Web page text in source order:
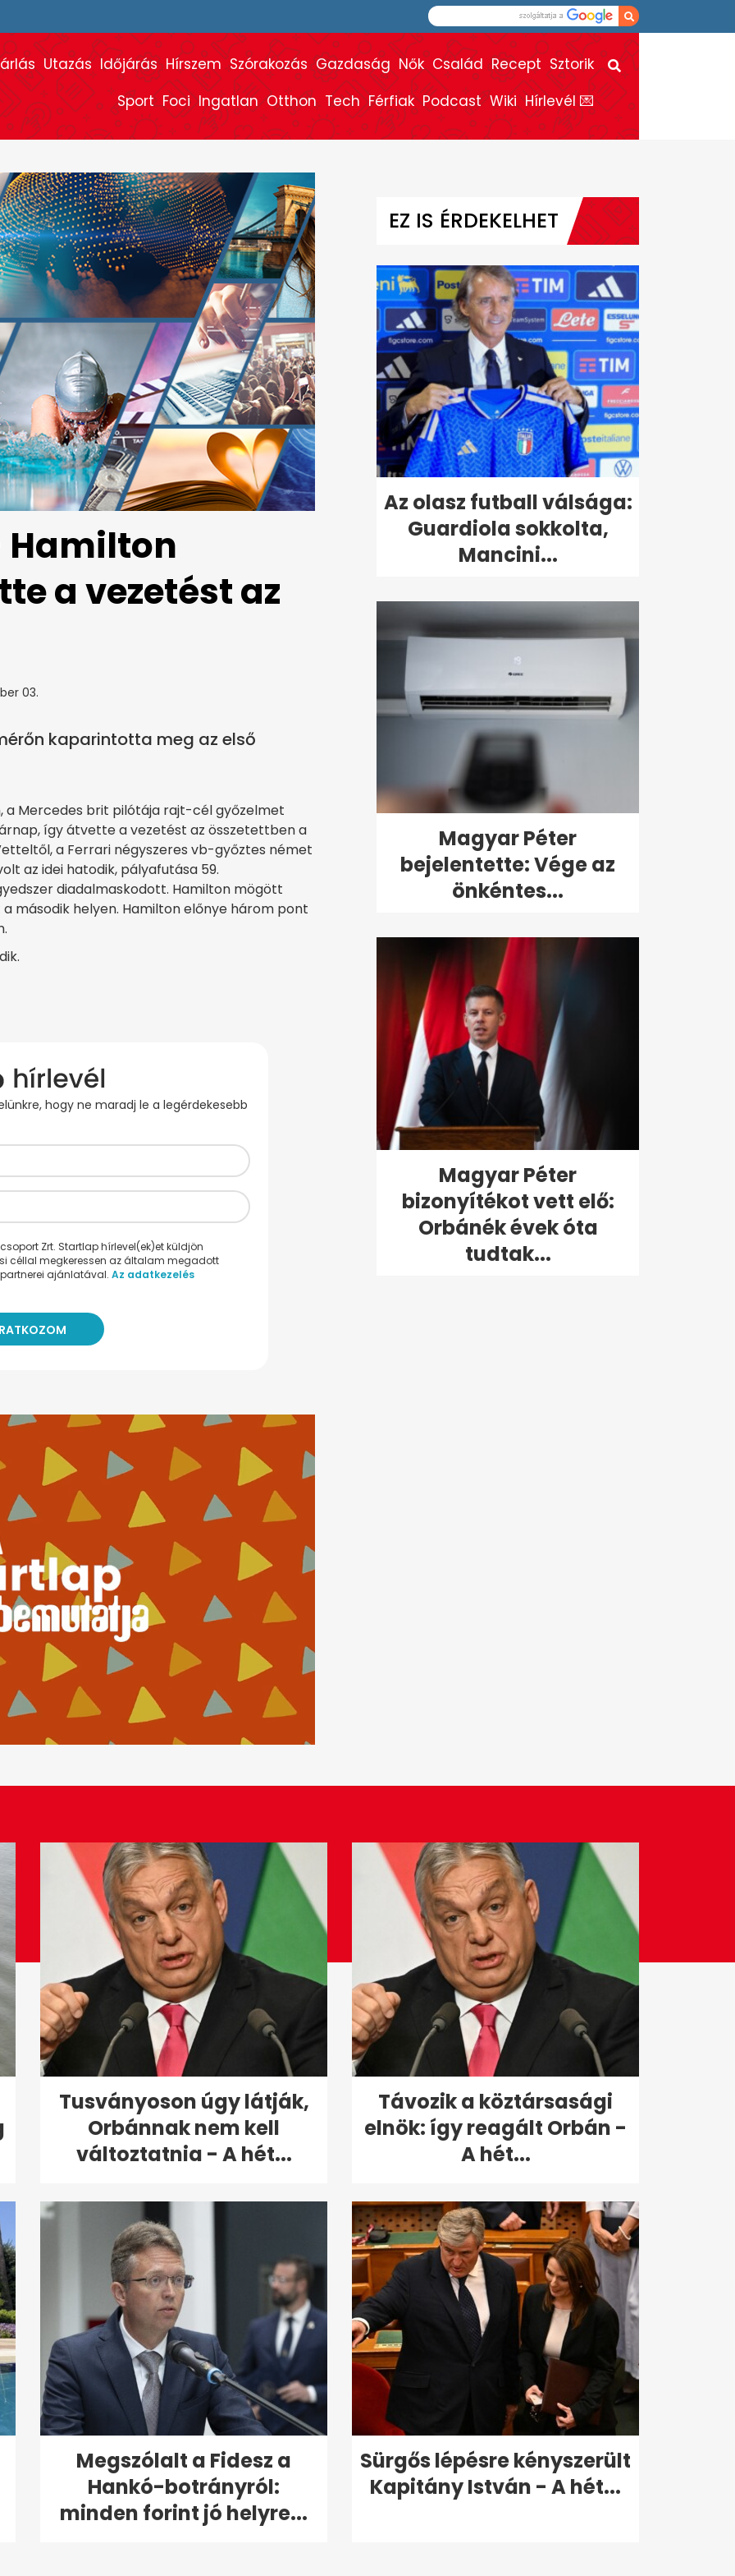
Utazás Időjárás Hírszem Szórakozás Gazdaság Nők Család Recept Sztorik
Sport Foci Ingatlan Otthon Tech Férfiak Podcast Wiki Hírlevél 💌
Hamilton
a vezetést az
03.
kaparintotta meg az első
a Mercedes brit pilótája rajt-cél győzelmet
így átvette a vezetést az összetettben a
a Ferrari négyszeres vb-győztes német
az idei hatodik, pályafutása 59.
diadalmaskodott. Hamilton mögött
második helyen. Hamilton előnye három pont
hogy ne maradj le a legérdekesebb
Zrt. Startlap hírlevel(ek)et küldjön
céllal megkeressen az általam megadott
ajánlatával. Az adatkezelés
EZ IS ÉRDEKELHET
Az olasz futball válsága:
Guardiola sokkolta,
Mancini...
Magyar Péter
bejelentette: Vége az
önkéntes...
Magyar Péter
bizonyítékot vett elő:
Orbánék évek óta
tudtak...
Tusványoson úgy látják,
Orbánnak nem kell
változtatnia - A hét...
Távozik a köztársasági
elnök: így reagált Orbán -
A hét...
Megszólalt a Fidesz a
Hankó-botrányról:
minden forint jó helyre...
Sürgős lépésre kényszerült
Kapitány István - A hét...